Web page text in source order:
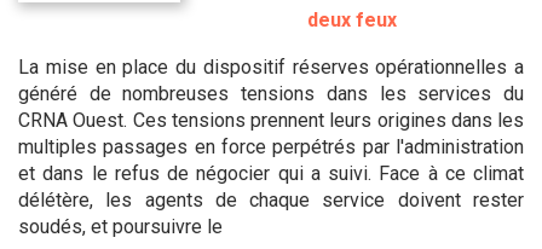
deux feux
La mise en place du dispositif réserves opérationnelles a
généré de nombreuses tensions dans les services du
CRNA Ouest. Ces tensions prennent leurs origines dans les
multiples passages en force perpétrés par l'administration
et dans le refus de négocier qui a suivi. Face à ce climat
délétère, les agents de chaque service doivent rester
soudés, et poursuivre le